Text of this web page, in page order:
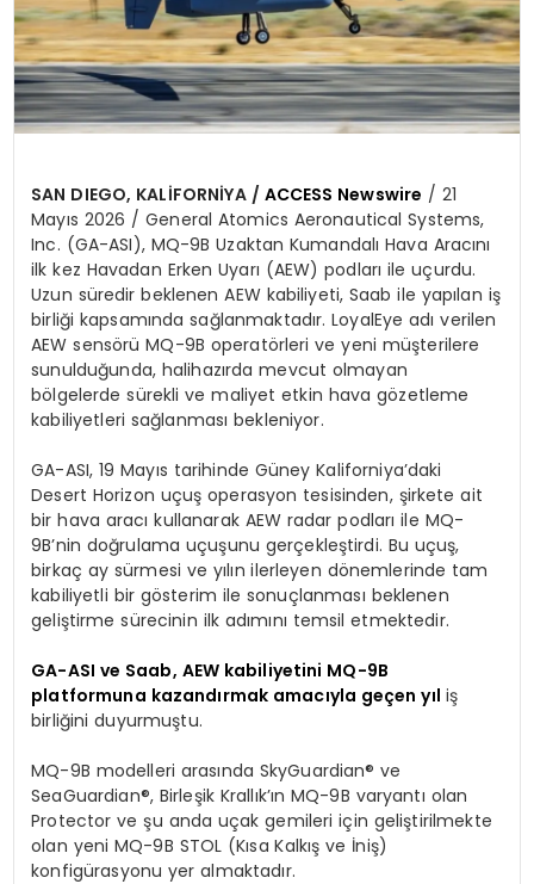
SAN DIEGO, KALİFORNİYA / ACCESS Newswire / 21
Mayıs 2026 / General Atomics Aeronautical Systems,
Inc. (GA-ASI), MQ-9B Uzaktan Kumandalı Hava Aracını
ilk kez Havadan Erken Uyarı (AEW) podları ile uçurdu.
Uzun süredir beklenen AEW kabiliyeti, Saab ile yapılan iş
birliği kapsamında sağlanmaktadır. LoyalEye adı verilen
AEW sensörü MQ-9B operatörleri ve yeni müşterilere
sunulduğunda, halihazırda mevcut olmayan
bölgelerde sürekli ve maliyet etkin hava gözetleme
kabiliyetleri sağlanması bekleniyor.
GA-ASI, 19 Mayıs tarihinde Güney Kaliforniya’daki
Desert Horizon uçuş operasyon tesisinden, şirkete ait
bir hava aracı kullanarak AEW radar podları ile MQ-
9B’nin doğrulama uçuşunu gerçekleştirdi. Bu uçuş,
birkaç ay sürmesi ve yılın ilerleyen dönemlerinde tam
kabiliyetli bir gösterim ile sonuçlanması beklenen
geliştirme sürecinin ilk adımını temsil etmektedir.
GA-ASI ve Saab, AEW kabiliyetini MQ-9B
platformuna kazandırmak amacıyla geçen yıl iş
birliğini duyurmuştu.
MQ-9B modelleri arasında SkyGuardian® ve
SeaGuardian®, Birleşik Krallık’ın MQ-9B varyantı olan
Protector ve şu anda uçak gemileri için geliştirilmekte
olan yeni MQ-9B STOL (Kısa Kalkış ve İniş)
konfigürasyonu yer almaktadır.